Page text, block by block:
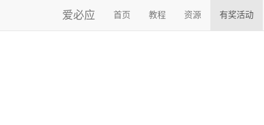
爱必应 首页 教程 资源 有奖活动